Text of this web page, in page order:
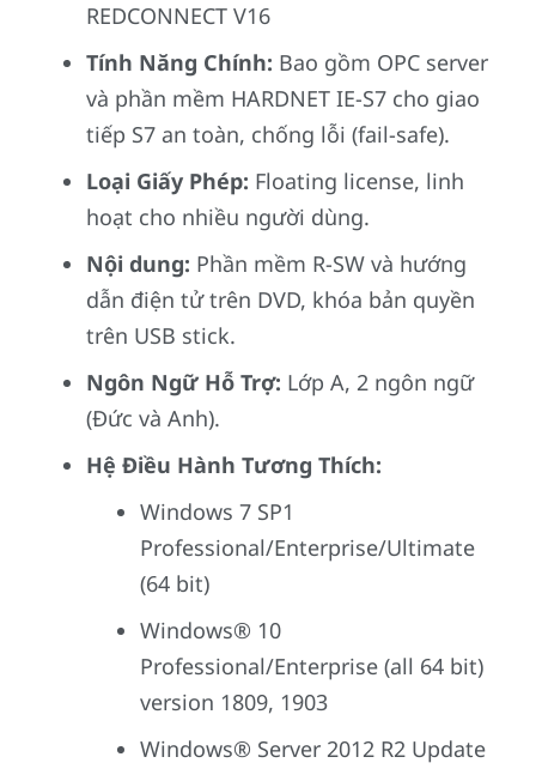
REDCONNECT V16
Tính Năng Chính: Bao gồm OPC server
và phần mềm HARDNET IE-S7 cho giao
tiếp S7 an toàn, chống lỗi (fail-safe).
Loại Giấy Phép: Floating license, linh
hoạt cho nhiều người dùng.
Nội dung: Phần mềm R-SW và hướng
dẫn điện tử trên DVD, khóa bản quyền
trên USB stick.
Ngôn Ngữ Hỗ Trợ: Lớp A, 2 ngôn ngữ
(Đức và Anh).
Hệ Điều Hành Tương Thích:
Windows 7 SP1
Professional/Enterprise/Ultimate
(64 bit)
Windows® 10
Professional/Enterprise (all 64 bit)
version 1809, 1903
Windows® Server 2012 R2 Update